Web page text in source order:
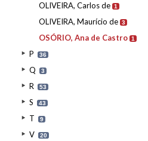
OLIVEIRA, Carlos de 1
OLIVEIRA, Maurício de 3
OSÓRIO, Ana de Castro 1
P 36
Q 3
R 53
S 43
T 9
V 20